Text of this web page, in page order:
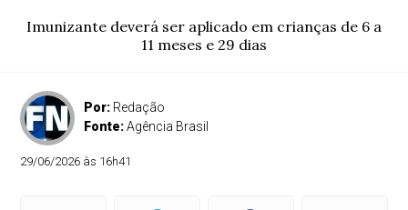
Imunizante deverá ser aplicado em crianças de 6 a
11 meses e 29 dias
Por: Redação
Fonte:Agência Brasil
29/06/2026 às 16h41